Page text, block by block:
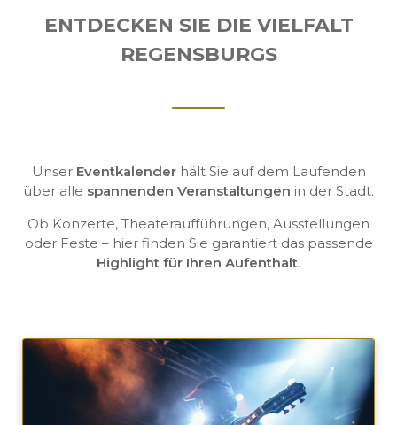
ENTDECKEN SIE DIE VIELFALT
REGENSBURGS
Unser Eventkalenderhält Sie auf dem Laufenden
über alle spannenden Veranstaltungen in der Stadt.
Ob Konzerte, Theateraufführungen, Ausstellungen
oder Feste – hier finden Sie garantiert das passende
Highlight für Ihren Aufenthalt.